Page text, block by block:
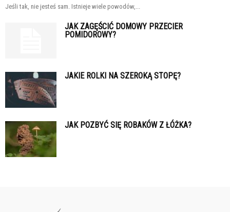
Jeśli tak, nie jesteś sam. Istnieje wiele powodów,...
JAK ZAGĘŚCIĆ DOMOWY PRZECIER
POMIDOROWY?
JAKIE ROLKI NA SZEROKĄ STOPĘ?
JAK POZBYĆ SIĘ ROBAKÓW Z ŁÓŻKA?